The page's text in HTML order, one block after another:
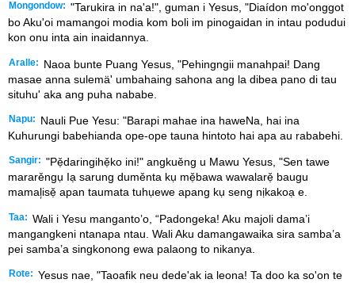
Mongondow: "Tarukira in na'a!", guman i Yesus, "Diaídon mo'onggot
bo Aku'oi mamangoi modia kom boli im pinogaidan in intau podudui
kon onu inta ain inaidannya.
Aralle:
Naoa bunte Puang Yesus, "Pehingngii manahpai! Dang
masae anna sulemä' umbahaing sahona ang la dibea pano di tau
situhu' aka ang puha nababe.
Napu:
Nauli Pue Yesu: "Barapi mahae ina haweNa, hai ina
Kuhurungi babehianda ope-ope tauna hintoto hai apa au rababehi.
Sangir: "Pẹ̌daringihẹ̌ko ini!" angkuěng u Mawu Yesus, "Sen tawe
mararěngụ Iạ sarung duměnta kụ mẹ̌bawa wawalarẹ̌ baugu
mamal᷊isẹ̌ apan taumata tuhụewe apang kụ seng nịkakoạ e.
Taa: Wali i Yesu manganto’o, “Padongeka! Aku majoli dama’i
mangangkeni ntanapa ntau. Wali Aku damangawaika sira samba’a
pei samba’a singkonong ewa palaong to nikanya.
Rote: Yesus nae, "Taoafik neu dede'ak ia leona! Ta doo ka so'on te